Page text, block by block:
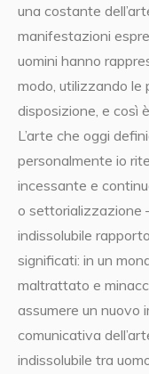
una costante
manifestazioni
uomini hanno
modo, utilizzando le
disposizione, e così
L’arte che oggi
personalmente io
incessante e
o settorializzazione
indissolubile
significati: in un
maltrattato e
assumere un nuovo
comunicativa
indissolubile tra